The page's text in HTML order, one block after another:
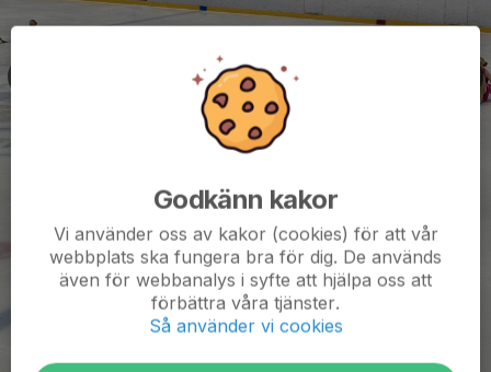
Godkänn kakor
Vi använder oss av kakor (cookies) för att vår
webbplats ska fungera bra för dig. De används
även för webbanalys i syfte att hjälpa oss att
förbättra våra tjänster.
Så använder vi cookies